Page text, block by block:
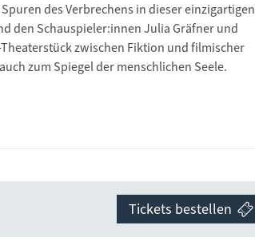
des Verbrechens in dieser einzigartigen
den Schauspieler:innen Julia Gräfner und
zwischen Fiktion und filmischer
zum Spiegel der menschlichen Seele.
Tickets bestellen